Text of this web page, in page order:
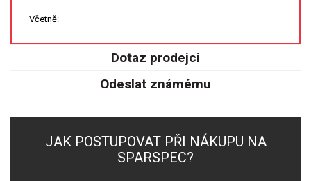
TAVENÍ
STANDARDNÍ ROZTOKY A RM
DETEKTORY HPLC
Včetně:
Dotaz prodejci
Odeslat známému
JAK POSTUPOVAT PŘI NÁKUPU NA
SPARSPEC?